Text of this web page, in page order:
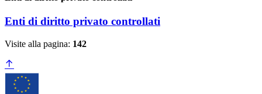
Enti di diritto privato controllati
Visite alla pagina: 142